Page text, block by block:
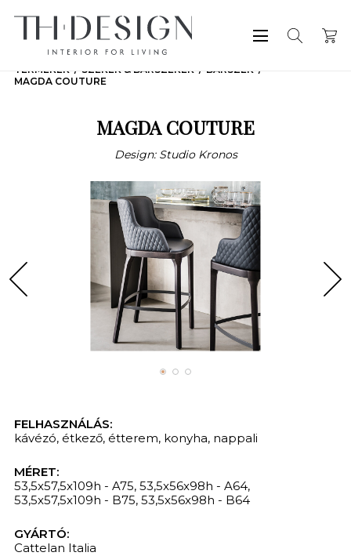
TERMÉKEK SZÉKEK & BÁRSZÉKEK
BÁRSZÉK
MAGDA COUTURE
MAGDA COUTURE
Design: Studio Kronos
FELHASZNÁLÁS:
kávézó, étkező, étterem, konyha, nappali
MÉRET:
53,5x57,5x109h - A75, 53,5x56x98h - A64,
53,5x57,5x109h - B75, 53,5x56x98h - B64
GYÁRTÓ:
Cattelan Italia